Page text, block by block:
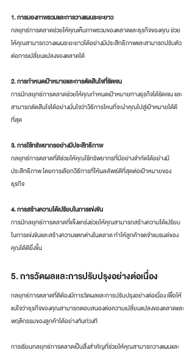
1. การมองภาพรวมและการวางแผนระยะยาว
กลยุทธ์การตลาดช่วยให้คุณเห็นภาพรวมของตลาดและธุรกิจของคุณ ช่วย
ให้คุณสามารถวางแผนระยะยาวได้อย่างมีประสิทธิภาพและสามารถปรับตัว
ต่อการเปลี่ยนแปลงของตลาดได้
2. การกำหนดเป้าหมายและการตัดสินใจที่ชัดเจน
การมีกลยุทธ์การตลาดช่วยให้คุณกำหนดเป้าหมายทางธุรกิจได้ชัดเจน และ
สามารถตัดสินใจได้อย่างมั่นใจว่าวิธีการไหนที่จะนำคุณไปสู่เป้าหมายได้ดี
ที่สุด
3. การใช้ทรัพยากรอย่างมีประสิทธิภาพ
กลยุทธ์การตลาดที่ดีช่วยให้คุณใช้ทรัพยากรที่มีอย่างจำกัดได้อย่างมี
ประสิทธิภาพ โดยการเลือกวิธีการที่ให้ผลลัพธ์ดีที่สุดต่อเป้าหมายของ
ธุรกิจ
4. การสร้างความได้เปรียบในการแข่งขัน
การมีกลยุทธ์การตลาดที่แข็งแกร่งช่วยให้คุณสามารถสร้างความได้เปรียบ
ในการแข่งขันและสร้างความแตกต่างในตลาด ทำให้ลูกค้าจดจำแบรนด์ของ
คุณได้ดียิ่งขึ้น
5. การวัดผลและการปรับปรุงอย่างต่อเนื่อง
กลยุทธ์การตลาดที่ดีต้องมีการวัดผลและการปรับปรุงอย่างต่อเนื่อง เพื่อให้
แน่ใจว่าธุรกิจของคุณสามารถตอบสนองต่อความเปลี่ยนแปลงของตลาดและ
พฤติกรรมของลูกค้าได้อย่างทันท่วงที
การเรียนกลยุทธ์การตลาดเป็นสิ่งสำคัญที่ช่วยให้คุณสามารถวางแผนและ